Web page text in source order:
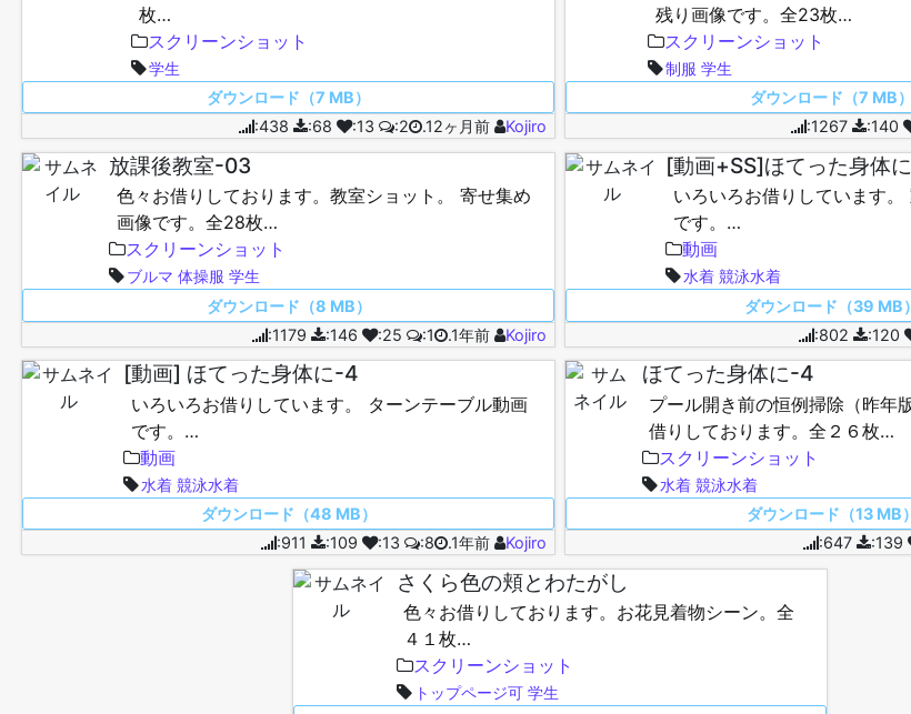
枚…
スクリーンショット
学生
ダウンロード（7 MB）
:438
:68 :13 :2 .12ヶ月前 Kojiro
残り画像です。全23枚…
スクリーンショット
制服 学生
ダウンロード（7 MB）
:1267
:140
放課後教室-03
色々お借りしております。教室ショット。 寄せ集め
画像です。全28枚…
スクリーンショット
ブルマ 体操服 学生
ダウンロード（8 MB）
:1179
:146 :25 :1 .1年前 Kojiro
[動画+SS]ほてった身体
いろいろお借りしています
です。…
動画
水着 競泳水着
ダウンロード（39 MB）
:802
:120
[動画] ほてった身体に-4
いろいろお借りしています。 ターンテーブル動画
です。…
動画
水着 競泳水着
ダウンロード（48 MB）
:911
:109 :13 :8 .1年前 Kojiro
ほてった身体に-4
プール開き前の恒例掃除（昨年
借りしております。全２６枚…
スクリーンショット
水着 競泳水着
ダウンロード（13 MB）
:647
:139
さくら色の頬とわたがし
色々お借りしております。お花見着物シーン。全
４１枚…
スクリーンショット
トップページ可 学生